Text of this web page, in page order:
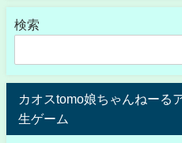
検索
カオスtomo娘ちゃんねーる
生ゲーム